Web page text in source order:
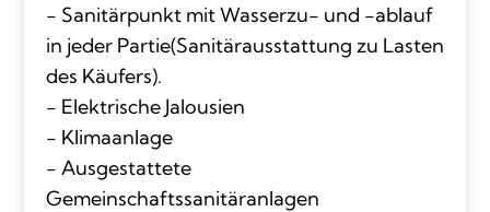
- Sanitärpunkt mit Wasserzu- und -ablauf
in jeder Partie(Sanitärausstattung zu Lasten
des Käufers).
- Elektrische Jalousien
- Klimaanlage
- Ausgestattete
Gemeinschaftssanitäranlagen